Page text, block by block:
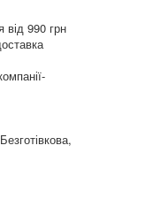
990 грн